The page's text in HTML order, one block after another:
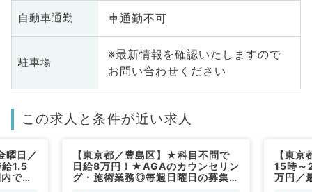
自動車通勤 車通勤不可
駐車場
※最新情報を確認いたしますので
お問い合わせください
この求人と条件が近い求人
曜日／
1.5
でア
【東京都／豊島区】★科目不問で
日給8万円！★AGAのカウンセリン
グ・施術業務◎毎週日曜日の募集◎
【東
15時～
万円／